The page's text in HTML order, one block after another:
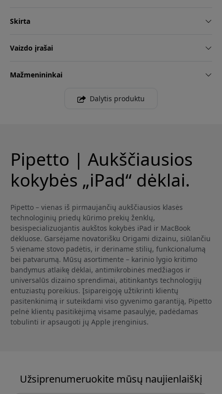
Skirta
Vaizdo įrašai
Mažmenininkai
Dalytis produktu
Pipetto | Aukščiausios
kokybės „iPad“ dėklai.
Pipetto – vienas iš pirmaujančių aukščiausios klasės
technologinių priedų kūrimo prekių ženklų,
besispecializuojantis aukštos kokybės iPad ir MacBook
dėkluose. Garsėjame novatorišku Origami dizainu, siūlančiu
5 viename stovo padėtis, ir deriname stilių, funkcionalumą
bei patvarumą. Mūsų asortimente – karinio lygio kritimo
bandymus atlaikę dėklai, antimikrobinės medžiagos ir
universalūs dizaino sprendimai, atitinkantys technologijų
entuziastų poreikius. Įsipareigoję užtikrinti klientų
pasitenkinimą ir suteikdami viso gyvenimo garantiją, Pipetto
pelnė klientų pasitikėjimą visame pasaulyje, padėdamas
tobulinti ir apsaugoti jų Apple įrenginius.
Užsiprenumeruokite mūsų naujienlaiškį